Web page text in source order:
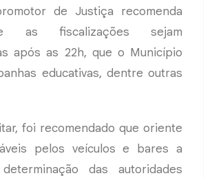
de Justiça recomenda
as fiscalizações sejam
após as 22h, que o Município
educativas, dentre outras
foi recomendado que oriente
pelos veículos e bares a
das autoridades